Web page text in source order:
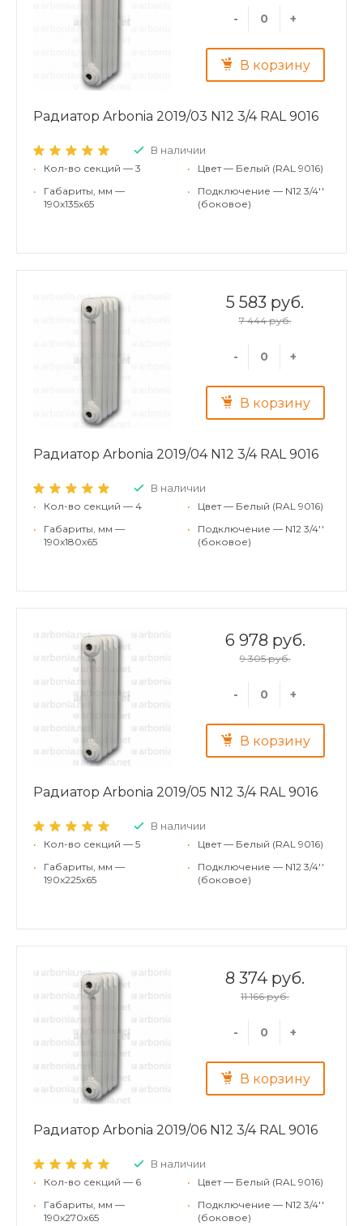
- +
В корзину
Радиатор Arbonia 2019/03 N12 3/4 RAL 9016
В наличии
•
Кол-во секций — 3
•
Габариты, мм —
190x135x65
•
Цвет — Белый (RAL 9016)
•
Подключение — N12 3/4''
(боковое)
5 583 руб.
7 444 руб.
- +
В корзину
Радиатор Arbonia 2019/04 N12 3/4 RAL 9016
В наличии
•
Кол-во секций — 4
•
Габариты, мм —
190x180x65
•
Цвет — Белый (RAL 9016)
•
Подключение — N12 3/4''
(боковое)
6 978 руб.
9 305 руб.
- +
В корзину
Радиатор Arbonia 2019/05 N12 3/4 RAL 9016
В наличии
•
Кол-во секций — 5
•
Габариты, мм —
190x225x65
•
Цвет — Белый (RAL 9016)
•
Подключение — N12 3/4''
(боковое)
8 374 руб.
11 166 руб.
- +
В корзину
Радиатор Arbonia 2019/06 N12 3/4 RAL 9016
В наличии
•
Кол-во секций — 6
•
Габариты, мм —
190x270x65
•
Цвет — Белый (RAL 9016)
•
Подключение — N12 3/4''
(боковое)